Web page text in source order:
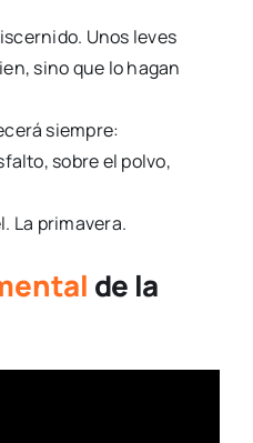
Unos leves
sino que lo hagan
siempre:
sobre el polvo,
La primavera.
de la